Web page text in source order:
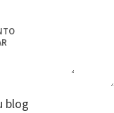
blog